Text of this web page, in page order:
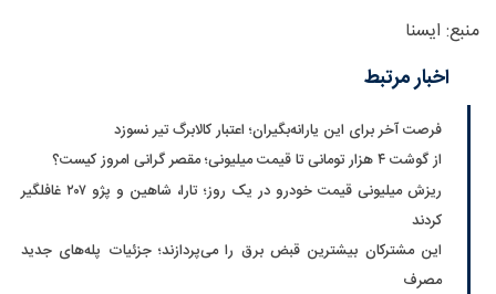
منبع: ایسنا
اخبار مرتبط
فرصت آخر برای این یارانه‌بگیران؛ اعتبار کالابرگ تیر نسوزد
از گوشت ۴ هزار تومانی تا قیمت میلیونی؛ مقصر گرانی امروز کیست؟
ریزش میلیونی قیمت خودرو در یک روز؛ تارا، شاهین و پژو ۲۰۷ غافلگیر
کردند
این مشترکان بیشترین قبض برق را می‌پردازند؛ جزئیات پله‌های جدید
مصرف